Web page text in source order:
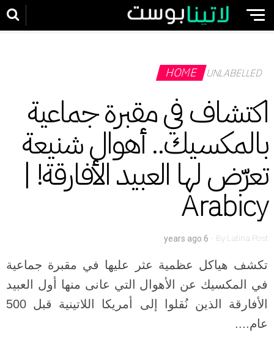
HOME UNLABELLED
اكتشاف في مقبرة جماعية
بالمكسيك.. أهوال شنيعة
تعرّض لها العبيد الأفارقة! |
Arabicy
ByLatina Post
-
6 years ago
تكشف هياكل عظمية عثر عليها في مقبرة جماعية
في المكسيك عن الأهوال التي عانى منها أول العبيد
الأفارقة الذين نُقلوا إلى أمريكا اللاتينية قبل 500
عام....